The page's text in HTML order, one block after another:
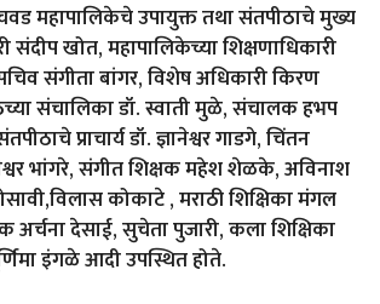
महापालिकेचे उपायुक्त तथा संतपीठाचे मुख्य
संदीप खोत, महापालिकेच्या शिक्षणाधिकारी
संगीता बांगर, विशेष अधिकारी किरण
संचालिका डॉ. स्वाती मुळे, संचालक हभप
प्राचार्य डॉ. ज्ञानेश्वर गाडगे, चिंतन
भांगरे, संगीत शिक्षक महेश शेळके, अविनाश
कोकाटे , मराठी शिक्षिका मंगल
अर्चना देसाई, सुचेता पुजारी, कला शिक्षिका
इंगळे आदी उपस्थित होते.